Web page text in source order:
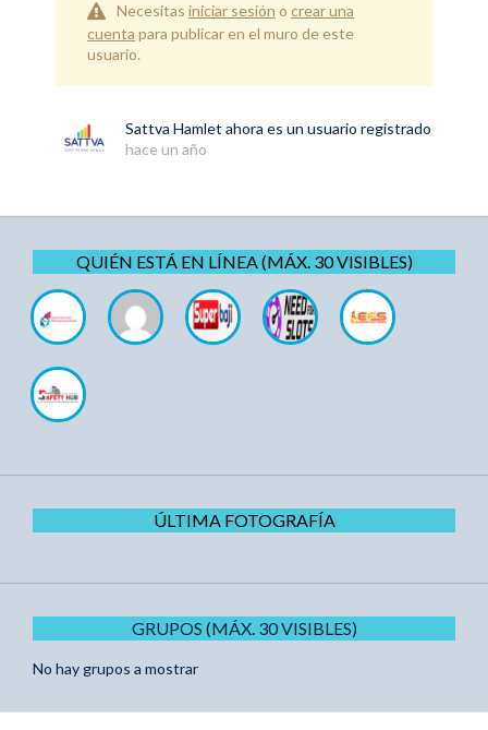
Necesitas iniciar sesión o crear una
cuenta para publicar en el muro de este
usuario.
Sattva Hamlet ahora es un usuario registrado
hace un año
QUIÉN ESTÁ EN LÍNEA (MÁX. 30 VISIBLES)
ÚLTIMA FOTOGRAFÍA
GRUPOS (MÁX. 30 VISIBLES)
No hay grupos a mostrar